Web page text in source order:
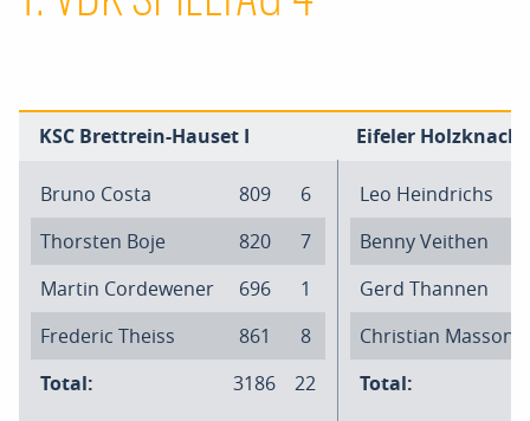
KSC Brettrein-Hauset I Eifeler
Bruno Costa 809
6
Thorsten Boje
820
7
Martin Cordewener
696
1
Frederic Theiss
861
8
Total:
3186 22
Leo Heindrichs
Benny Veithen
Gerd Thannen
Christian Masson
Total: